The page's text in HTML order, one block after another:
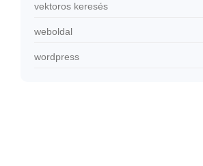
vektoros keresés
weboldal
wordpress